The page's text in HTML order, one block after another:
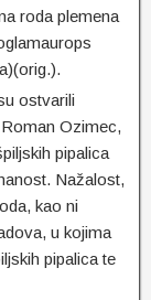
roda plemena
ostvarili
Ozimec,
pipalica
Nažalost,
kao ni
u kojima
pipalica te